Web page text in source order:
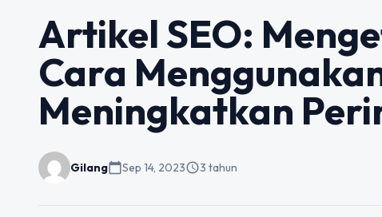
Artikel SEO:
Cara
Meningkatkan
Gilangcalendar_todaySep 14, 2023schedule3 tahun